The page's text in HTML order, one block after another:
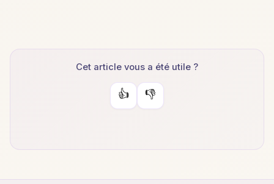
Cet article vous a été utile ?
👍 👎